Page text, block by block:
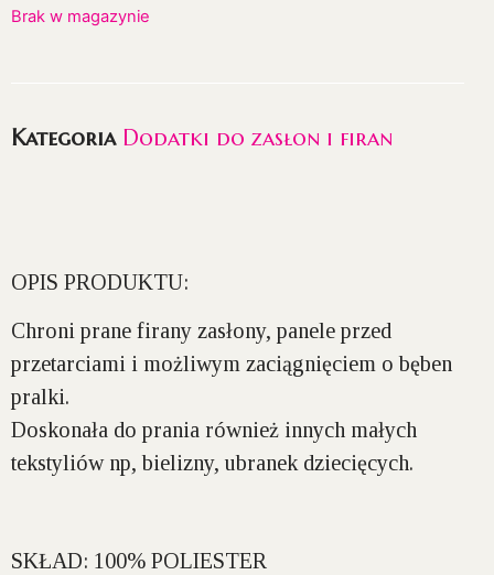
Brak w magazynie
Kategoria Dodatki do zasłon i firan
OPIS PRODUKTU:
Chroni prane firany zasłony, panele przed
przetarciami i możliwym zaciągnięciem o bęben
pralki.
Doskonała do prania również innych małych
tekstyliów np, bielizny, ubranek dziecięcych.
SKŁAD: 100% POLIESTER